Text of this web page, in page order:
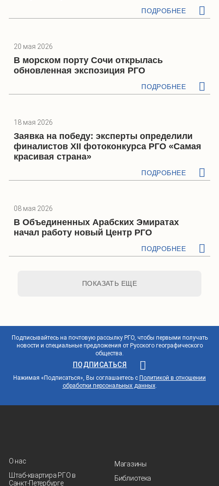
ПОДРОБНЕЕ
20 мая 2026
В морском порту Сочи открылась
обновленная экспозиция РГО
ПОДРОБНЕЕ
18 мая 2026
Заявка на победу: эксперты определили
финалистов XII фотоконкурса РГО «Самая
красивая страна»
ПОДРОБНЕЕ
08 мая 2026
В Объединенных Арабских Эмиратах
начал работу новый Центр РГО
ПОДРОБНЕЕ
ПОКАЗАТЬ ЕЩЕ
Подписывайтесь на почтовую рассылку РГО, чтобы первыми получать
новости и специальные предложения от Русского географического
общества.
ПОДПИСАТЬСЯ
Нажимая «Подписаться», Вы соглашаетесь с Политикой в отношении
обработки персональных данных.
О нас
Штаб-квартира РГО в
Санкт‑Петербурге
Магазины
Библиотека